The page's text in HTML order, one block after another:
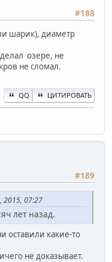
#188
шарик), диаметр
озере, не
не сломал.
QQ ЦИТИРОВАТЬ
#189
07:27
лет назад.
оставили какие-то
не доказывает.